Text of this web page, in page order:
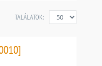
TALÁLATOK: